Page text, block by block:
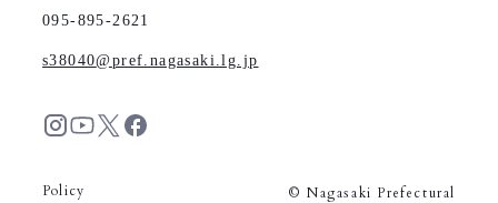
095-895-2621
s38040 pref.nagasaki.lg.jp
Policy © Nagasaki Prefectural